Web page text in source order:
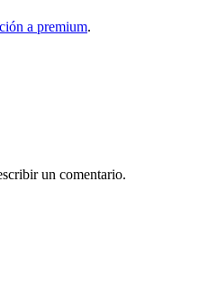
a premium.
un comentario.